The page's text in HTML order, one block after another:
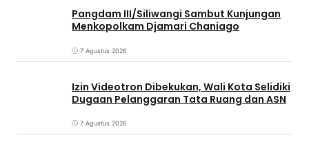
Pangdam III/Siliwangi Sambut Kunjungan
Menkopolkam Djamari Chaniago
7 Agustus 2026
Izin Videotron Dibekukan, Wali Kota Selidiki
Dugaan Pelanggaran Tata Ruang dan ASN
7 Agustus 2026